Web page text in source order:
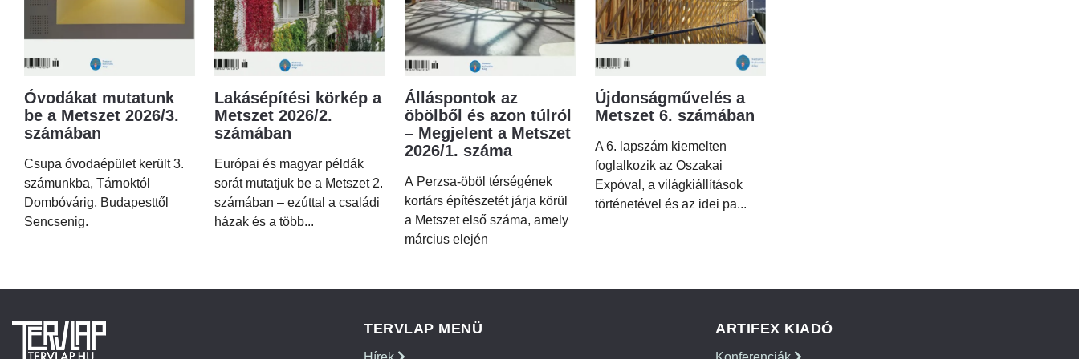
Óvodákat mutatunk
be a Metszet 2026/3.
számában
Csupa óvodaépület került 3.
számunkba, Tárnoktól
Dombóvárig, Budapesttől
Sencsenig.
Lakásépítési körkép a
Metszet 2026/2.
számában
Európai és magyar példák
sorát mutatjuk be a Metszet 2.
számában – ezúttal a családi
házak és a több...
Álláspontok az
öbölből és azon túlról
– Megjelent a Metszet
2026/1. száma
A Perzsa-öböl térségének
kortárs építészetét járja körül
a Metszet első száma, amely
március elején
Újdonságművelés a
Metszet 6. számában
A 6. lapszám kiemelten
foglalkozik az Oszakai
Expóval, a világkiállítások
történetével és az idei pa...
TERVLAP MENÜ ARTIFEX KIADÓ